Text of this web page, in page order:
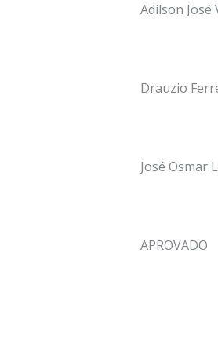
Adilson José
Drauzio
José Osmar
APROVADO